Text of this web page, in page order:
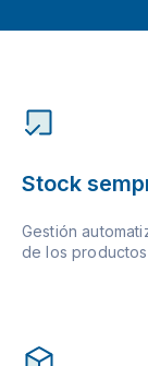
Stock
Gestión
de los